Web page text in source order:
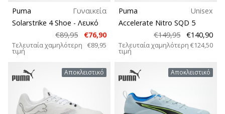
Puma
Γυναικεία
Solarstrike 4 Shoe - Λευκό
€89,95
€76,90
Τελευταία χαμηλότερη
τιμή
€89,95
Puma
Unisex
Accelerate Nitro SQD 5
€149,95
€140,90
Τελευταία χαμηλότερη
τιμή
€124,50
Αποκλειστικό Αποκλειστικό